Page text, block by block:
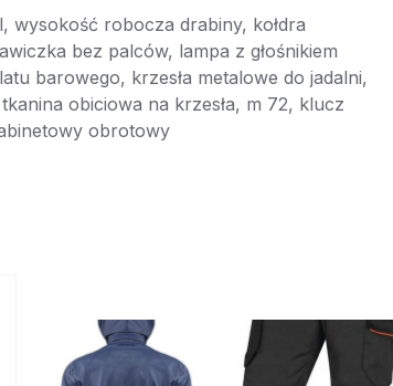
wysokość robocza drabiny, kołdra
bez palców, lampa z głośnikiem
barowego, krzesła metalowe do jadalni,
obiciowa na krzesła, m 72, klucz
obrotowy